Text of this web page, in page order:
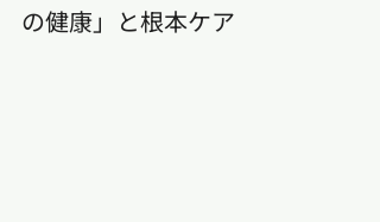
の健康」と根本ケア